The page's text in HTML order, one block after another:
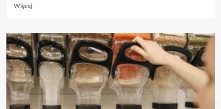
WięcejDowiedz
o
Ochrona
bioróżnorodności:
Co
robimy,
aby
chronić
gatunki?